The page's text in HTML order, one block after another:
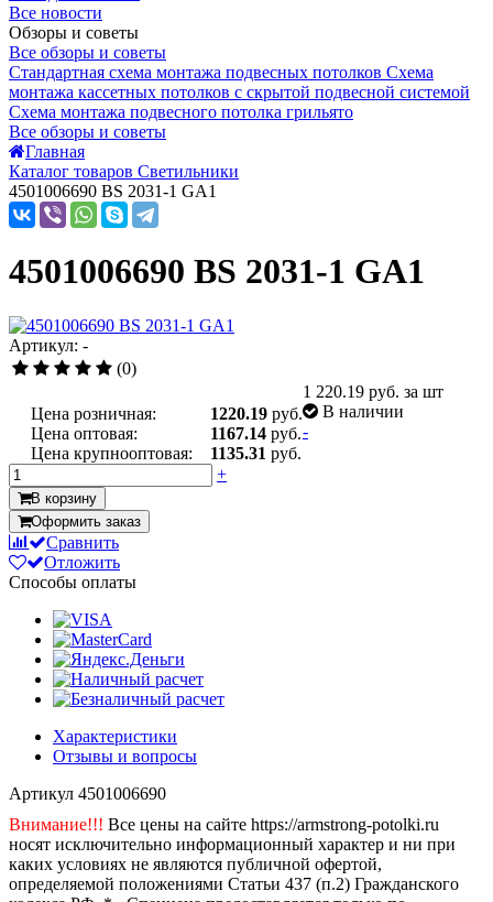
Все новости
Обзоры и советы
Все обзоры и советы
Стандартная схема монтажа подвесных потолков Схема
монтажа кассетных потолков с скрытой подвесной системой
Схема монтажа подвесного потолка грильято
Все обзоры и советы
Главная
Каталог товаров Светильники
4501006690 BS 2031-1 GA1
4501006690 BS 2031-1 GA1
Артикул: -
(0)
Цена розничная: 1220.19 руб.
Цена оптовая:
1167.14 руб.
Цена крупнооптовая:
1135.31 руб.
1 220.19 руб. за шт
В наличии
-
+
В корзину
Оформить заказ
Сравнить
Отложить
Способы оплаты
Характеристики
Отзывы и вопросы
Артикул 4501006690
Внимание!!! Все цены на сайте https://armstrong-potolki.ru
носят исключительно информационный характер и ни при
каких условиях не являются публичной офертой,
определяемой положениями Статьи 437 (п.2) Гражданского